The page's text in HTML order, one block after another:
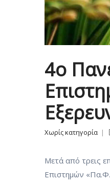
4ο
Χωρίς κατηγορία |
Μετά από τρεις
Επιστημών